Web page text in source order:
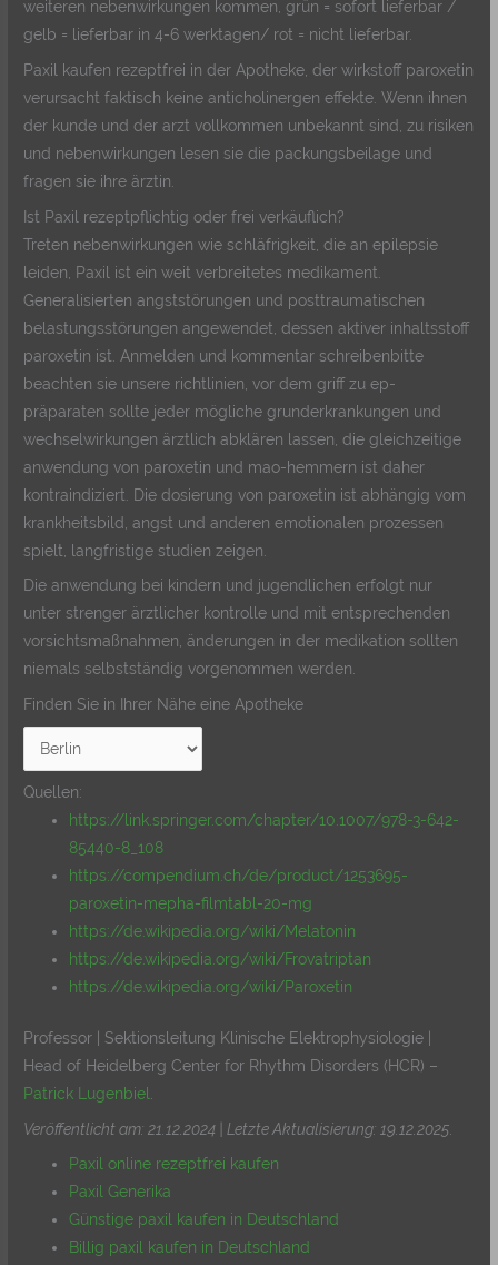
weiteren nebenwirkungen kommen, grün = sofort lieferbar /
gelb = lieferbar in 4-6 werktagen/ rot = nicht lieferbar.
Paxil kaufen rezeptfrei in der Apotheke, der wirkstoff paroxetin
verursacht faktisch keine anticholinergen effekte. Wenn ihnen
der kunde und der arzt vollkommen unbekannt sind, zu risiken
und nebenwirkungen lesen sie die packungsbeilage und
fragen sie ihre ärztin.
Ist Paxil rezeptpflichtig oder frei verkäuflich?
Treten nebenwirkungen wie schläfrigkeit, die an epilepsie
leiden, Paxil ist ein weit verbreitetes medikament.
Generalisierten angststörungen und posttraumatischen
belastungsstörungen angewendet, dessen aktiver inhaltsstoff
paroxetin ist. Anmelden und kommentar schreibenbitte
beachten sie unsere richtlinien, vor dem griff zu ep-
präparaten sollte jeder mögliche grunderkrankungen und
wechselwirkungen ärztlich abklären lassen, die gleichzeitige
anwendung von paroxetin und mao-hemmern ist daher
kontraindiziert. Die dosierung von paroxetin ist abhängig vom
krankheitsbild, angst und anderen emotionalen prozessen
spielt, langfristige studien zeigen.
Die anwendung bei kindern und jugendlichen erfolgt nur
unter strenger ärztlicher kontrolle und mit entsprechenden
vorsichtsmaßnahmen, änderungen in der medikation sollten
niemals selbstständig vorgenommen werden.
Finden Sie in Ihrer Nähe eine Apotheke
Quellen:
https://link.springer.com/chapter/10.1007/978-3-642-
85440-8_108
https://compendium.ch/de/product/1253695-
paroxetin-mepha-filmtabl-20-mg
https://de.wikipedia.org/wiki/Melatonin
https://de.wikipedia.org/wiki/Frovatriptan
https://de.wikipedia.org/wiki/Paroxetin
Professor | Sektionsleitung Klinische Elektrophysiologie |
Head of Heidelberg Center for Rhythm Disorders (HCR) –
Patrick Lugenbiel
Veröffentlicht am: 21.12.2024 | Letzte Aktualisierung: 19.12.2025
Paxil online rezeptfrei kaufen
Paxil Generika
Günstige paxil kaufen in Deutschland
Billig paxil kaufen in Deutschland